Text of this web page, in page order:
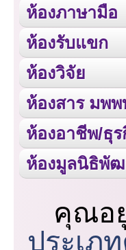
ห้องภาษามือ
ห้องรับแขก
ห้องวิจัย
ห้องสาร มพพ
ห้องอาชีพ/ธุร
ห้องมูลนิธิพั
คุณอ
ประเภ